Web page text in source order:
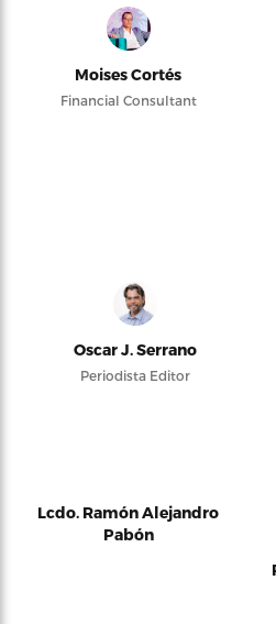
Moises Cortés
Financial Consultant
Oscar J. Serrano
Periodista Editor
Lcdo. Ramón Alejandro
Pabón